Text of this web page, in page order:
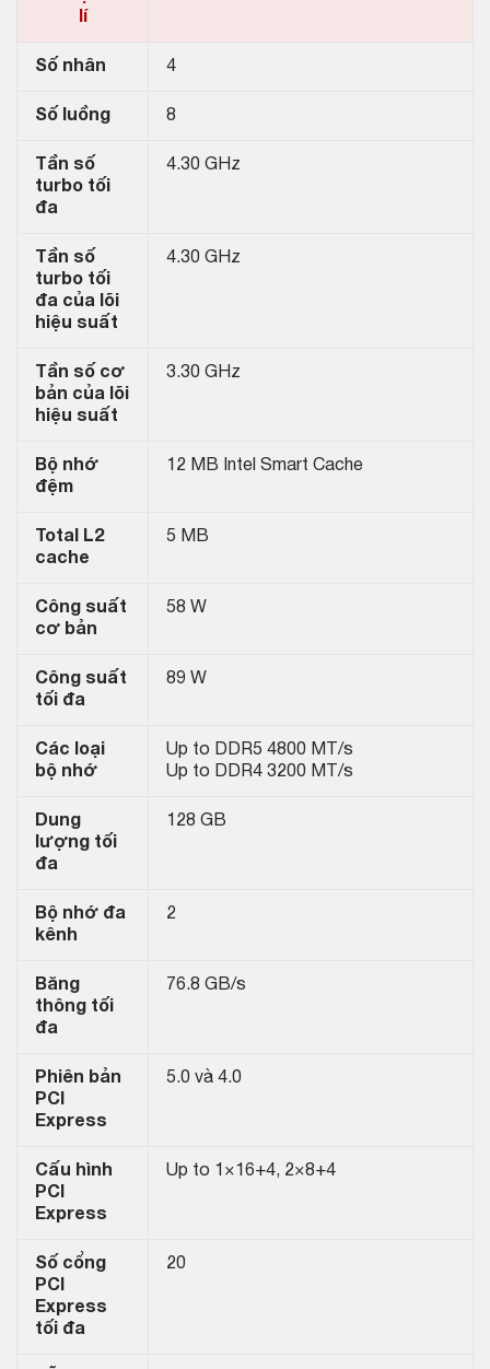
lí
Số nhân 4
Số luồng 8
Tần số
turbo tối
đa
4.30 GHz
Tần số
turbo tối
đa của lõi
hiệu suất
4.30 GHz
Tần số cơ
bản của lõi
hiệu suất
3.30 GHz
Bộ nhớ
đệm
12 MB Intel Smart Cache
Total L2
cache
5 MB
Công suất
cơ bản
58 W
Công suất
tối đa
89 W
Các loại
bộ nhớ
Up to DDR5 4800 MT/s
Up to DDR4 3200 MT/s
Dung
lượng tối
đa
128 GB
Bộ nhớ đa
kênh
2
Băng
thông tối
đa
76.8 GB/s
Phiên bản
PCI
Express
5.0 và 4.0
Cấu hình
PCI
Express
Up to 1×16+4, 2×8+4
Số cổng
PCI
Express
tối đa
20